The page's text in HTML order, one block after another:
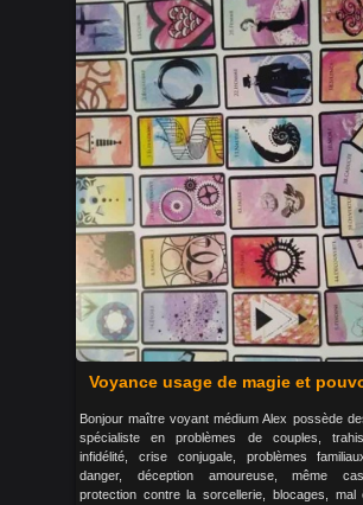
Voyance usage de magie et
Bonjour maître voyant médium Alex possède
spécialiste en problèmes de couples,
infidélité, crise conjugale, problèmes
danger, déception amoureuse, même
protection contre la sorcellerie, blocages, mal